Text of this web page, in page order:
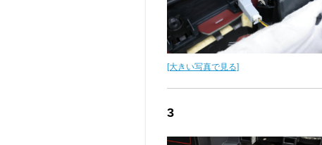
[大きい写真で見る]
3